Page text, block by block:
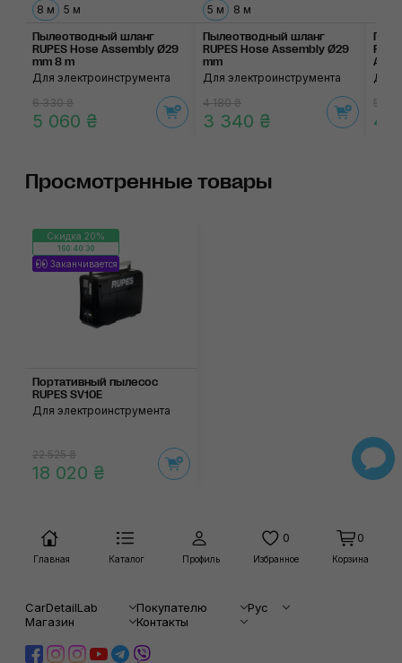
8 м 5 м
Пылеотводный шланг
RUPES Hose Assembly Ø29
mm 8 m
Для электроинструмента
6 330 ₴
5 060 ₴
5 м 8 м
Пылеотводный шланг
RUPES Hose Assembly Ø29
mm
Для электроинструмента
4 180 ₴
3 340 ₴
Для
5
4
Просмотренные товары
Скидка 20%
160:40:30
Заканчивается
Портативный пылесос
RUPES SV10E
Для электроинструмента
22 525 ₴
18 020 ₴
Главная Каталог Профиль
0
Избранное
0
Корзина
CarDetailLab Покупателю
Рус
Магазин
Контакты